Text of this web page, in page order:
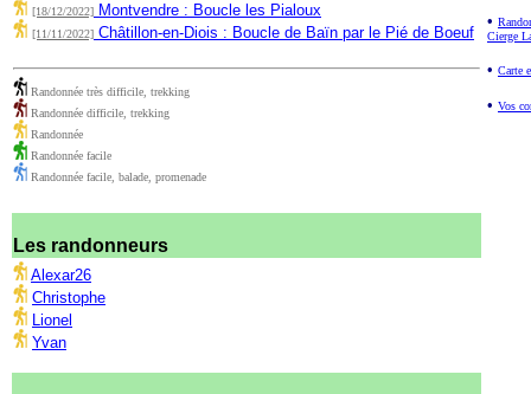
[18/12/2022] Montvendre : Boucle les Pialoux
[11/11/2022] Châtillon-en-Diois : Boucle de Baïn par le Pié de Boeuf
Randonnée très difficile, trekking
Randonnée difficile, trekking
Randonnée
Randonnée facile
Randonnée facile, balade, promenade
Les randonneurs
Alexar26
Christophe
Lionel
Yvan
•
Cierge
• Carte
• Vos